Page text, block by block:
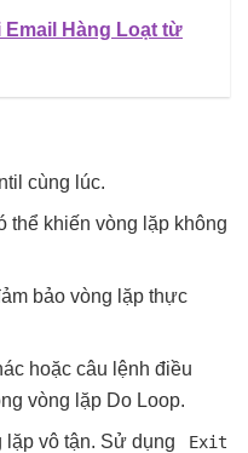
Hàng Loạt từ
cùng lúc.
thể khiến vòng lặp không
bảo vòng lặp thực
hoặc câu lệnh điều
vòng lặp Do Loop.
lặp vô tận. Sử dụng
Exit